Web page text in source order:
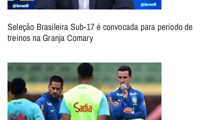
Seleção Brasileira Sub-17 é convocada para período de
treinos na Granja Comary